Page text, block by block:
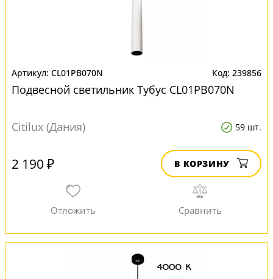
CL01PB070N 239856
Подвесной светильник Тубус CL01PB070N
Citilux (Дания) 59 шт.
2 190 ₽ В КОРЗИНУ